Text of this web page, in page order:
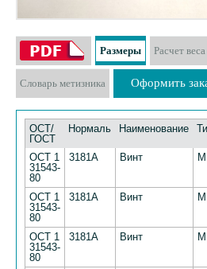
Размеры Расчет веса
Словарь метизника Оформить
ОСТ/
ГОСТ
Нормаль Наименование
ОСТ 1
31543-
80
3181А Винт
ОСТ 1
31543-
80
3181А Винт
ОСТ 1
31543-
80
3181А Винт